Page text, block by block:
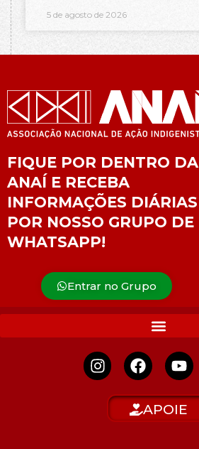
5 de agosto de 2026
FIQUE POR DENTRO DA
ANAÍ E RECEBA
INFORMAÇÕES DIÁRIAS
POR NOSSO GRUPO DE
WHATSAPP!
Entrar no Grupo
APOIE